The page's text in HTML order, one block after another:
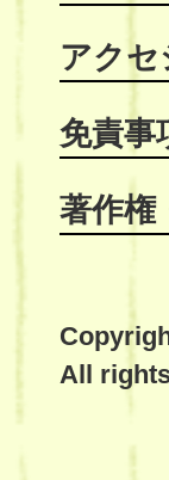
アク
免責事
著作権
All